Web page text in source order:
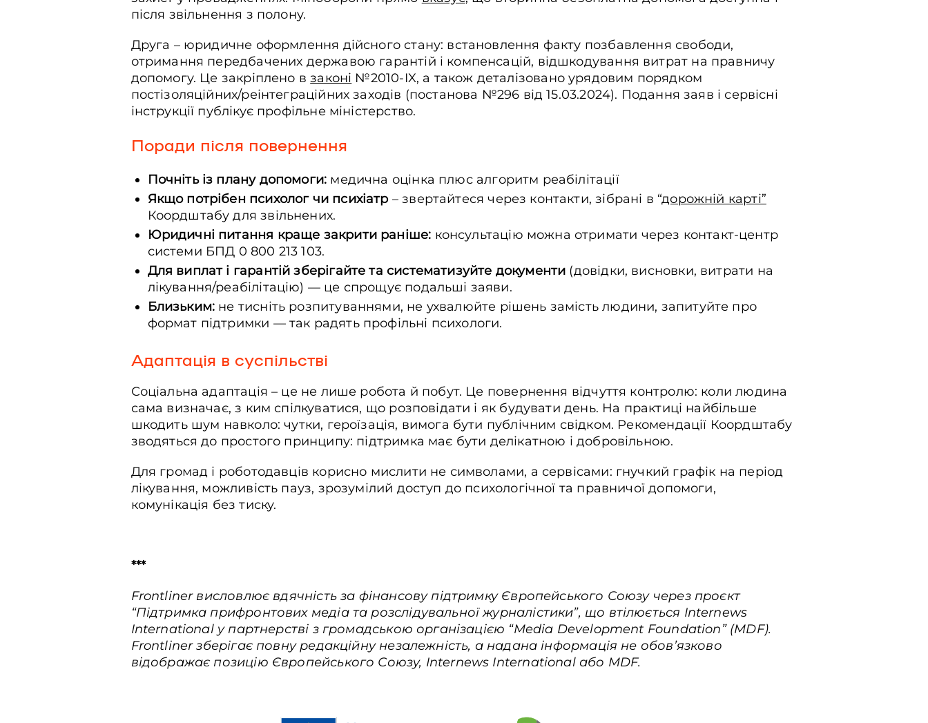
після звільнення з полону.
Друга – юридичне оформлення дійсного стану: встановлення факту позбавлення свободи,
отримання передбачених державою гарантій і компенсацій, відшкодування витрат на правничу
допомогу. Це закріплено взаконі №2010-IX, а також деталізовано урядовим порядком
постізоляційних/реінтеграційних заходів (постанова №296 від 15.03.2024). Подання заяв і сервісні
інструкції публікує профільне міністерство.
Поради після повернення
Почніть із плану допомоги: медична оцінка плюс алгоритм реабілітації
Якщо потрібен психолог чи психіатр– звертайтеся через контакти, зібрані в “дорожній карті”
Коордштабу для звільнених.
Юридичні питання краще закрити раніше: консультацію можна отримати через контакт-центр
системи БПД 0 800 213 103.
Для виплат і гарантій зберігайте та систематизуйте документи (довідки, висновки, витрати на
лікування/реабілітацію) — це спрощує подальші заяви.
Близьким: не тисніть розпитуваннями, не ухвалюйте рішень замість людини, запитуйте про
формат підтримки — так радять профільні психологи.
Адаптація в суспільстві
Соціальна адаптація – це не лише робота й побут. Це повернення відчуття контролю: коли людина
сама визначає, з ким спілкуватися, що розповідати і як будувати день. На практиці найбільше
шкодить шум навколо: чутки, героїзація, вимога бути публічним свідком. Рекомендації Коордштабу
зводяться до простого принципу: підтримка має бути делікатною і добровільною.
Для громад і роботодавців корисно мислити не символами, а сервісами: гнучкий графік на період
лікування, можливість пауз, зрозумілий доступ до психологічної та правничої допомоги,
комунікація без тиску.
***
Frontliner висловлює вдячність за фінансову підтримку Європейського Союзу через проєкт
“Підтримка прифронтових медіа та розслідувальної журналістики”, що втілюється Internews
International у партнерстві з громадською організацією “Media Development Foundation” (MDF).
Frontliner зберігає повну редакційну незалежність, а надана інформація не обов’язково
відображає позицію Європейського Союзу, Internews International або MDF.